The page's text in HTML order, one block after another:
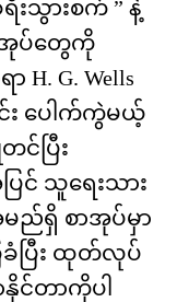
းသွားစက် ” နဲ့
ာအုပ်တွေကို
H. G. Wells
ပေါက်ကွဲမယ့်
င်ပြီး
င် သူရေးသား
အမည်ရှိ စာအုပ်မှာ
ပြီး ထုတ်လုပ်
င်တာကိုပါ